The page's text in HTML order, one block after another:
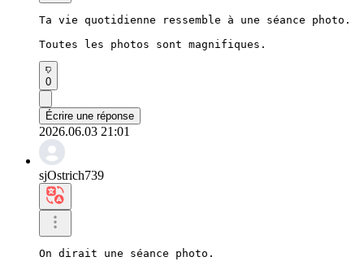
Ta vie quotidienne ressemble à une séance photo.
Toutes les photos sont magnifiques.
0
Écrire une réponse
2026.06.03 21:01
sjOstrich739
On dirait une séance photo.